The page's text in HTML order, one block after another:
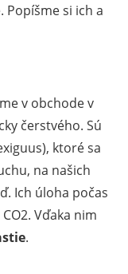
Popíšme si ich a
v obchode v
čerstvého. Sú
ktoré sa
na našich
Ich úloha počas
Vďaka nim
.